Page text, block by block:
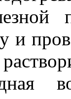
и